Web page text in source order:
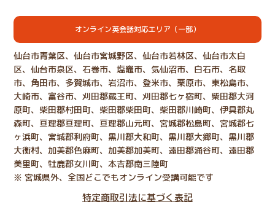
オンライン英会話対応エリア（一部）
仙台市青葉区、仙台市宮城野区、仙台市若林区、仙台市太白
区、仙台市泉区、石巻市、塩竈市、気仙沼市、白石市、名取
市、角田市、多賀城市、岩沼市、登米市、栗原市、東松島市、
大崎市、富谷市、刈田郡蔵王町、刈田郡七ヶ宿町、柴田郡大河
原町、柴田郡村田町、柴田郡柴田町、柴田郡川崎町、伊具郡丸
森町、亘理郡亘理町、亘理郡山元町、宮城郡松島町、宮城郡七
ヶ浜町、宮城郡利府町、黒川郡大和町、黒川郡大郷町、黒川郡
大衡村、加美郡色麻町、加美郡加美町、遠田郡涌谷町、遠田郡
美里町、牡鹿郡女川町、本吉郡南三陸町
※ 宮城県外、全国どこでもオンライン受講可能です
特定商取引法に基づく表記